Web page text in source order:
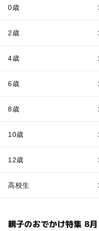
0歳
2歳
4歳
6歳
8歳
10歳
12歳
高校生
親子のおでかけ特集 8月